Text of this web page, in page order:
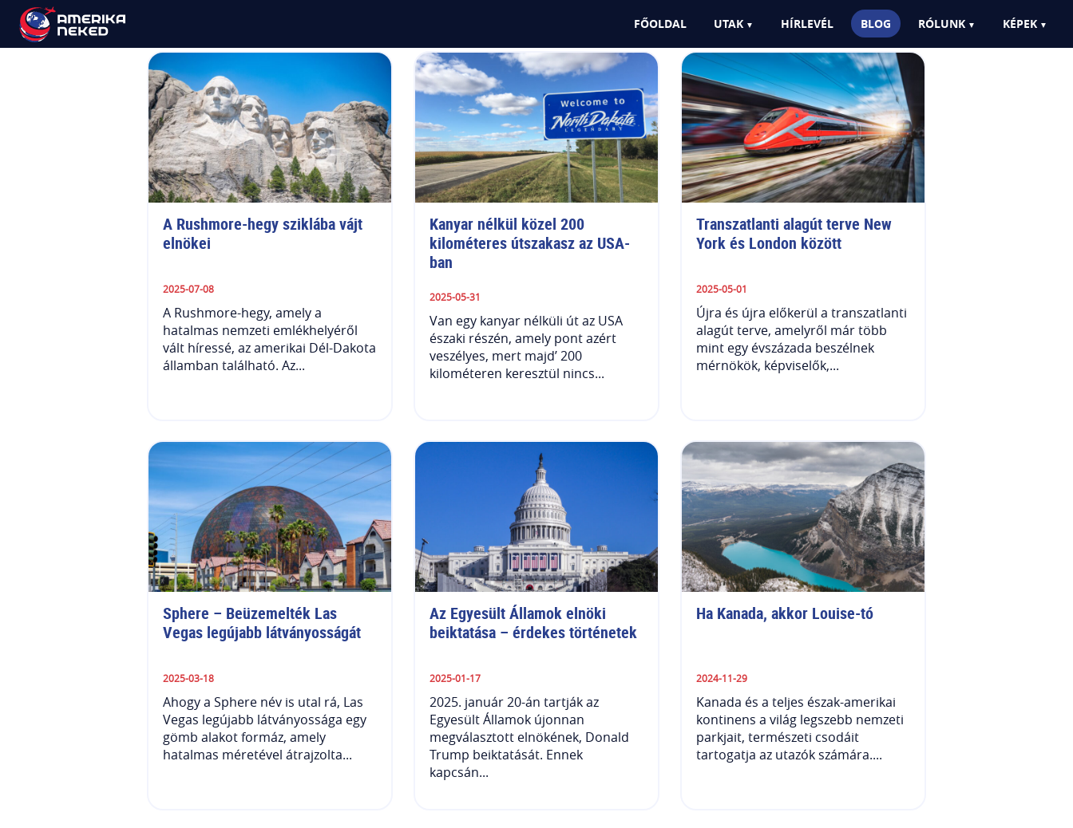
FŐOLDAL UTAK HÍRLEVÉL BLOG RÓLUNK KÉPEK
A Rushmore-hegy sziklába vájt
elnökei
2025-07-08
A Rushmore-hegy, amely a
hatalmas nemzeti emlékhelyéről
vált híressé, az amerikai Dél-Dakota
államban található. Az...
Kanyar nélkül közel 200
kilométeres útszakasz az USA-
ban
2025-05-31
Van egy kanyar nélküli út az USA
északi részén, amely pont azért
veszélyes, mert majd’ 200
kilométeren keresztül nincs...
Transzatlanti alagút terve New
York és London között
2025-05-01
Újra és újra előkerül a transzatlanti
alagút terve, amelyről már több
mint egy évszázada beszélnek
mérnökök, képviselők,...
Sphere – Beüzemelték Las
Vegas legújabb látványosságát
2025-03-18
Ahogy a Sphere név is utal rá, Las
Vegas legújabb látványossága egy
gömb alakot formáz, amely
hatalmas méretével átrajzolta...
Az Egyesült Államok elnöki
beiktatása – érdekes történetek
2025-01-17
2025. január 20-án tartják az
Egyesült Államok újonnan
megválasztott elnökének, Donald
Trump beiktatását. Ennek
kapcsán...
Ha Kanada, akkor Louise-tó
2024-11-29
Kanada és a teljes észak-amerikai
kontinens a világ legszebb nemzeti
parkjait, természeti csodáit
tartogatja az utazók számára....